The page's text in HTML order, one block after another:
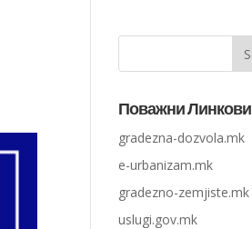
Поважни Линкови
gradezna-dozvola.mk
e-urbanizam.mk
gradezno-zemjiste.mk
uslugi.gov.mk